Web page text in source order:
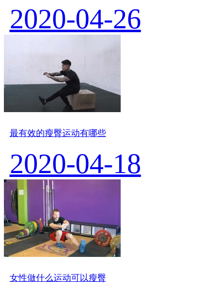
2020-04-26
最有效的瘦臀运动有哪些
2020-04-18
女性做什么运动可以瘦臀